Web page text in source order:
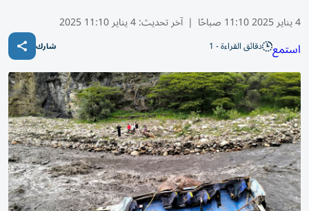
4 يناير 2025 11:10 صباحًا | آخر تحديث:4 يناير 11:10 2025
استمع دقائق القراءة - 1 شارك